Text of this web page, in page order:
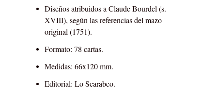
Diseños atribuidos a Claude Bourdel (s.
XVIII), según las referencias del mazo
original (1751).
Formato: 78 cartas.
Medidas: 66x120 mm.
Editorial: Lo Scarabeo.